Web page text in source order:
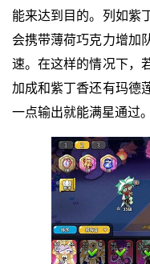
能来达到目的。列如紫
会携带薄荷巧克力增加
速。在这样的情况下，
加成和紫丁香还有玛德
一点输出就能满星通过。